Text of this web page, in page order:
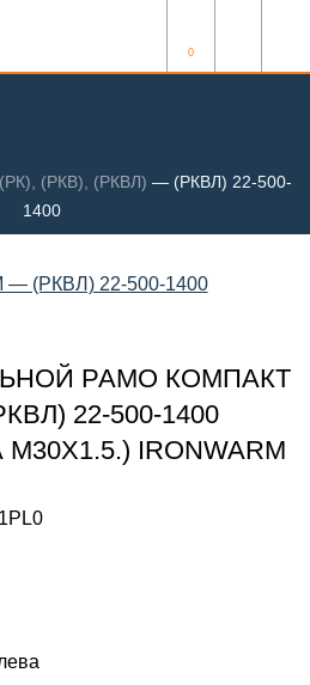
0
(РКВ), (РКВЛ) — (РКВЛ) 22-500-
1400
РАМО КОМПАКТ
22-500-1400
IRONWARM